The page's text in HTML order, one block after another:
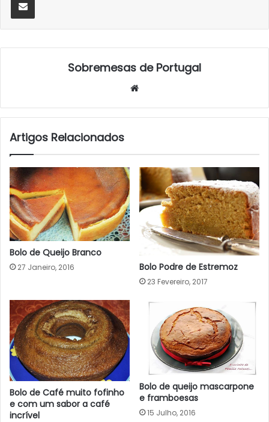
Sobremesas de Portugal
Artigos Relacionados
Bolo de Queijo Branco
27 Janeiro, 2016 Bolo Podre de Estremoz
23 Fevereiro, 2017
Bolo de Café muito fofinho
e com um sabor a café
incrível
Bolo de queijo mascarpone
e framboesas
15 Julho, 2016